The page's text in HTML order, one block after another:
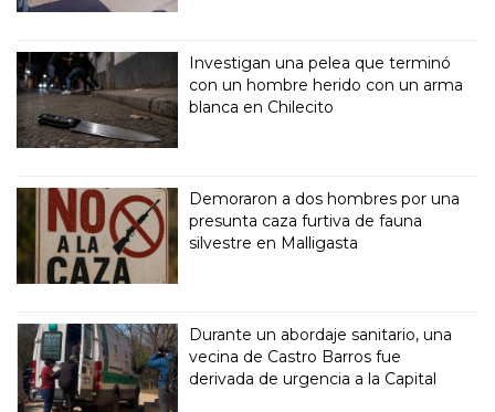
Investigan una pelea que terminó
con un hombre herido con un arma
blanca en Chilecito
Demoraron a dos hombres por una
presunta caza furtiva de fauna
silvestre en Malligasta
Durante un abordaje sanitario, una
vecina de Castro Barros fue
derivada de urgencia a la Capital